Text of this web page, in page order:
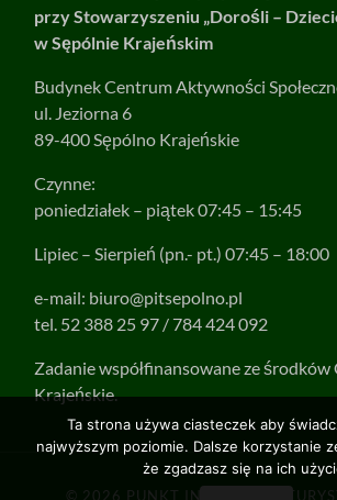
przy Stowarzyszeniu „Dorośli –
w Sępólnie Krajeńskim
Budynek Centrum Aktywności
ul. Jeziorna 6
89-400 Sępólno Krajeńskie
Czynne:
poniedziałek – piątek 07:45 – 15:45
Lipiec – Sierpień (pn.- pt.) 07:45 – 18:00
e-mail: biuro@pitsepolno.pl
tel. 52 388 25 97 / 784 424 092
Zadanie współfinansowane ze
Krajeńskie.
© 2026 PUNKT INFORMACJI
Ta strona używa ciasteczek aby
najwyższym poziomie. Dalsze korzystanie
że zgadzasz się na ich